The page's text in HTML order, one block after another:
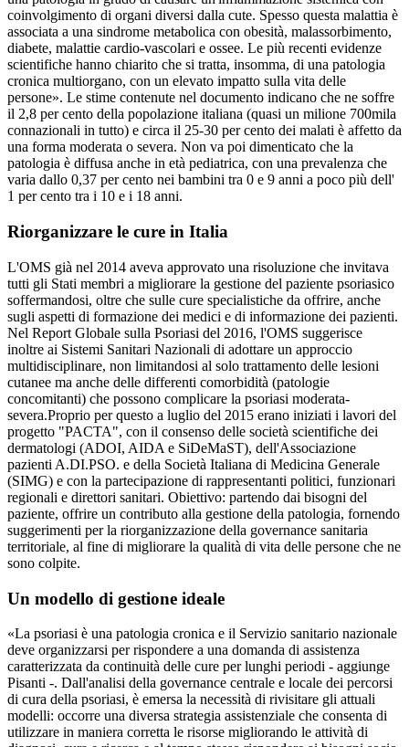
coinvolgimento di organi diversi dalla cute. Spesso questa malattia è
associata a una sindrome metabolica con obesità, malassorbimento,
diabete, malattie cardio-vascolari e ossee. Le più recenti evidenze
scientifiche hanno chiarito che si tratta, insomma, di una patologia
cronica multiorgano, con un elevato impatto sulla vita delle
persone». Le stime contenute nel documento indicano che ne soffre
il 2,8 per cento della popolazione italiana (quasi un milione 700mila
connazionali in tutto) e circa il 25-30 per cento dei malati è affetto da
una forma moderata o severa. Non va poi dimenticato che la
patologia è diffusa anche in età pediatrica, con una prevalenza che
varia dallo 0,37 per cento nei bambini tra 0 e 9 anni a poco più dell'
1 per cento tra i 10 e i 18 anni.
Riorganizzare le cure in Italia
L'OMS già nel 2014 aveva approvato una risoluzione che invitava
tutti gli Stati membri a migliorare la gestione del paziente psoriasico
soffermandosi, oltre che sulle cure specialistiche da offrire, anche
sugli aspetti di formazione dei medici e di informazione dei pazienti.
Nel Report Globale sulla Psoriasi del 2016, l'OMS suggerisce
inoltre ai Sistemi Sanitari Nazionali di adottare un approccio
multidisciplinare, non limitandosi al solo trattamento delle lesioni
cutanee ma anche delle differenti comorbidità (patologie
concomitanti) che possono complicare la psoriasi moderata-
severa.Proprio per questo a luglio del 2015 erano iniziati i lavori del
progetto "PACTA", con il consenso delle società scientifiche dei
dermatologi (ADOI, AIDA e SiDeMaST), dell'Associazione
pazienti A.DI.PSO. e della Società Italiana di Medicina Generale
(SIMG) e con la partecipazione di rappresentanti politici, funzionari
regionali e direttori sanitari. Obiettivo: partendo dai bisogni del
paziente, offrire un contributo alla gestione della patologia, fornendo
suggerimenti per la riorganizzazione della governance sanitaria
territoriale, al fine di migliorare la qualità di vita delle persone che ne
sono colpite.
Un modello di gestione ideale
«La psoriasi è una patologia cronica e il Servizio sanitario nazionale
deve organizzarsi per rispondere a una domanda di assistenza
caratterizzata da continuità delle cure per lunghi periodi - aggiunge
Pisanti -. Dall'analisi della governance centrale e locale dei percorsi
di cura della psoriasi, è emersa la necessità di rivisitare gli attuali
modelli: occorre una diversa strategia assistenziale che consenta di
utilizzare in maniera corretta le risorse migliorando le attività di